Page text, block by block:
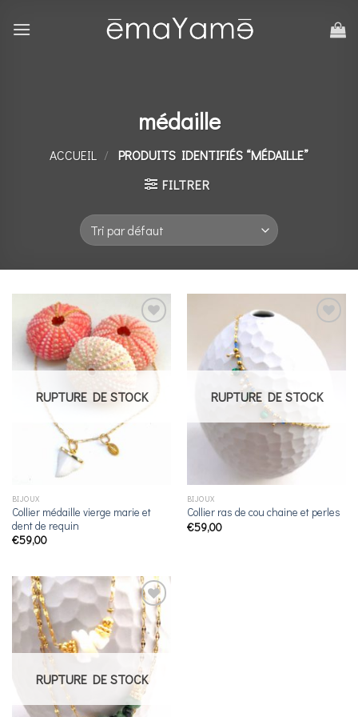
médaille
ACCUEIL /
PRODUITS IDENTIFIÉS “MÉDAILLE”
FILTRER
Ajouter
à la
liste de
souhaits
RUPTURE DE STOCK
BIJOUX
Collier médaille vierge marie et
dent de requin
€59,00
Ajouter
à la
liste de
souhaits
RUPTURE DE STOCK
BIJOUX
Collier ras de cou chaine et perles
€59,00
Ajouter
à la
liste de
souhaits
RUPTURE DE STOCK